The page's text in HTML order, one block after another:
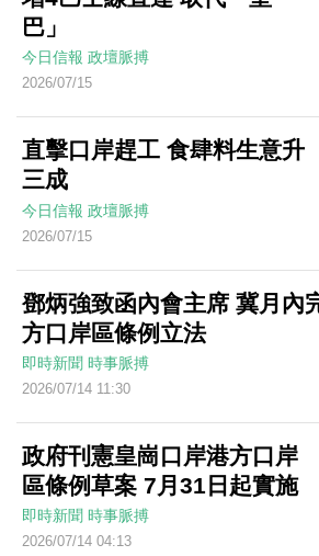
巴」
今日信報 政壇脈搏
2026/07/15
直擊口岸趕工 食肆料生意升
三成
今日信報 政壇脈搏
2026/07/15
鄧炳強致函內會主席 冀月內
方口岸區條例立法
即時新聞 時事脈搏
2026/07/14 11:30
政府刊憲皇崗口岸港方口岸
區條例草案 7月31日起實施
即時新聞 時事脈搏
2026/07/14 04:13